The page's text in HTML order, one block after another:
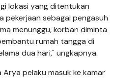
lokasi yang ditentukan
pekerjaan sebagai pengasuh
menunggu, korban diminta
rumah tangga di
dua hari," ungkapnya.
pelaku masuk ke kamar